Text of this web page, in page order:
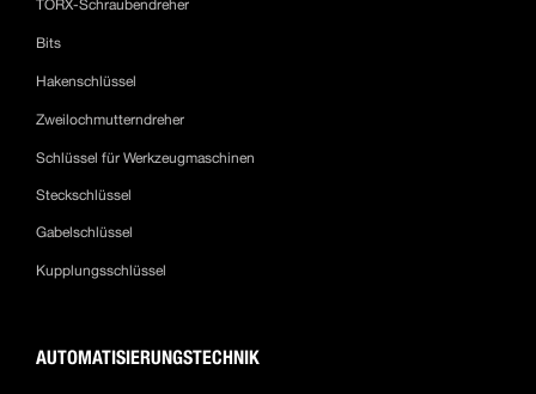
TORX-Schraubendreher
Bits
Hakenschlüssel
Zweilochmutterndreher
Schlüssel für Werkzeugmaschinen
Steckschlüssel
Gabelschlüssel
Kupplungsschlüssel
AUTOMATISIERUNGSTECHNIK